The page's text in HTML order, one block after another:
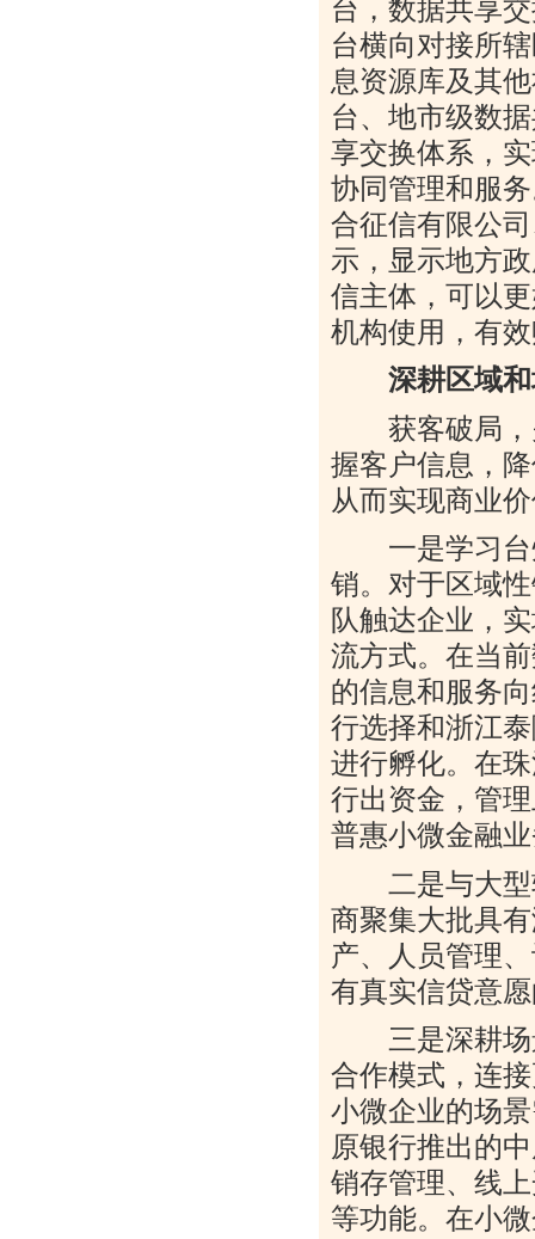
台，数据共享
台横向对接所
息资源库及其
台、地市级数
享交换体系，
协同管理和服
合征信有限公
示，显示地方
信主体，可以
机构使用，有
深耕区域
获客破局，
握客户信息，
从而实现商业
一是学习台
销。对于区域
队触达企业，
流方式。在当
的信息和服务
行选择和浙江
进行孵化。在
行出资金，管
普惠小微金融
二是与大型
商聚集大批具
产、人员管理
有真实信贷意
三是深耕场
合作模式，连
小微企业的场
原银行推出的
销存管理、线
等功能。在小